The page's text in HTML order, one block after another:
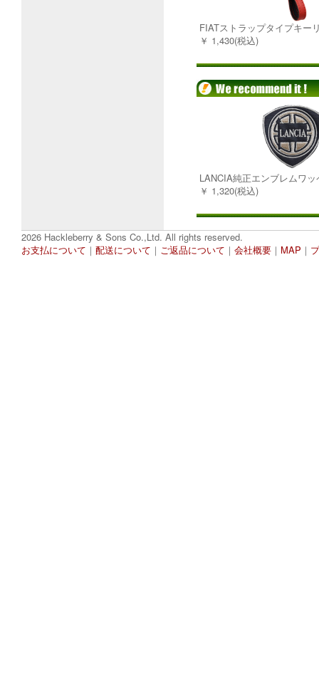
FIATストラップタイプキー
￥ 1,430(税込)
LANCIA純正エンブレムワ
￥ 1,320(税込)
2026 Hackleberry & Sons Co.,Ltd. All rights reserved.
お支払について ｜ 配送について ｜ ご返品について ｜ 会社概要 ｜ MAP ｜